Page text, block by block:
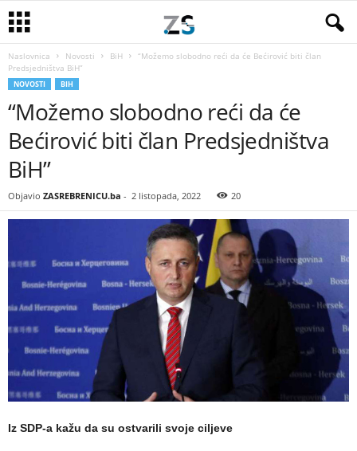
Naslovnica Novosti BiH
“Možemo slobodno reći da će Bećirović biti član
Predsjedništva BiH”
NOVOSTI BIH
“Možemo slobodno reći da će
Bećirović biti član Predsjedništva
BiH”
Objavio ZASREBRENICU.ba - 2 listopada, 2022 20
Iz SDP-a kažu da su ostvarili svoje ciljeve